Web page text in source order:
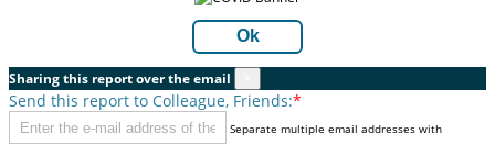
Ok
Sharing this report over the email
Send this report to Colleague, Friends:*
Separate multiple email addresses with